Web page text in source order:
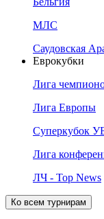
МЛС
Саудовская
Еврокубки
Лига
Лига Европы
Суперкубок
Лига
ЛЧ - Top News
Ко всем турнирам